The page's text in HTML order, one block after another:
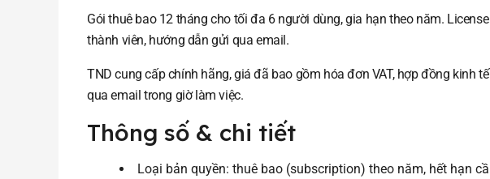
Gói thuê bao 12 tháng cho tối đa 6 người dùng, gia hạn theo năm.
thành viên, hướng dẫn gửi qua email.
TND cung cấp chính hãng, giá đã bao gồm hóa đơn VAT, hợp đồng kinh
qua email trong giờ làm việc.
Thông số & chi tiết
Loại bản quyền: thuê bao (subscription) theo năm, hết hạn